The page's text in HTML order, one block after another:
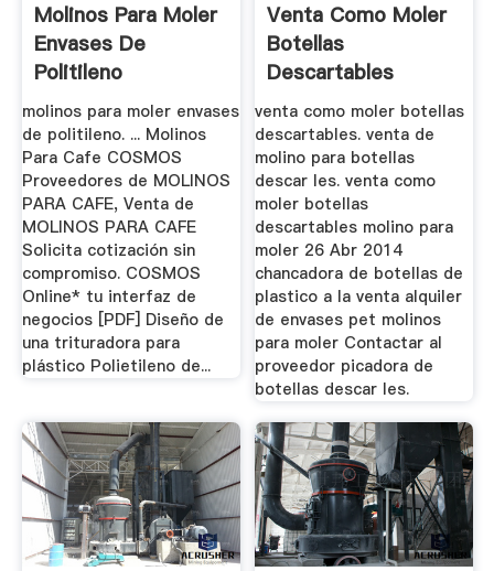
Molinos Para Moler
Envases De
Politileno
molinos para moler envases
de politileno. ... Molinos
Para Cafe COSMOS
Proveedores de MOLINOS
PARA CAFE, Venta de
MOLINOS PARA CAFE
Solicita cotización sin
compromiso. COSMOS
Online* tu interfaz de
negocios [PDF] Diseño de
una trituradora para
plástico Polietileno de...
Venta Como Moler
Botellas
Descartables
venta como moler botellas
descartables. venta de
molino para botellas
descar les. venta como
moler botellas
descartables molino para
moler 26 Abr 2014
chancadora de botellas de
plastico a la venta alquiler
de envases pet molinos
para moler Contactar al
proveedor picadora de
botellas descar les.